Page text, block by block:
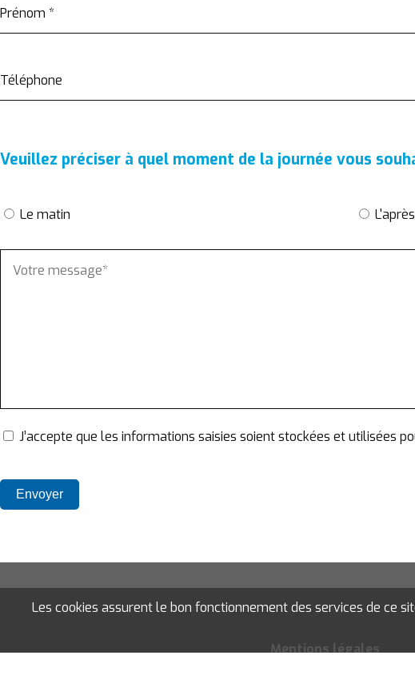
Prénom *
Téléphone
Veuillez préciser à quel moment de la journée vous
Le matin
J’accepte que les informations saisies soient stockées et utilisées
Mentions légales
Les cookies assurent le bon fonctionnement des services de ce